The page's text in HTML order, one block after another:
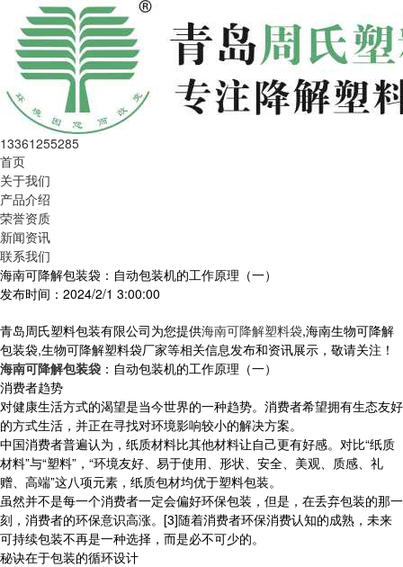
13361255285
首页
关于我们
产品介绍
荣誉资质
新闻资讯
联系我们
海南可降解包装袋：自动包装机的工作原理（一）
发布时间：2024/2/1 3:00:00
青岛周氏塑料包装有限公司为您提供海南可降解塑料袋,海南生物可降解
包装袋,生物可降解塑料袋厂家等相关信息发布和资讯展示，敬请关注！
海南可降解包装袋 ：自动包装机的工作原理（一）
消费者趋势
对健康生活方式的渴望是当今世界的一种趋势。消费者希望拥有生态友好
的方式生活，并正在寻找对环境影响较小的解决方案。
中国消费者普遍认为，纸质材料比其他材料让自己更有好感。对比“纸质
材料”与“塑料”，“环境友好、易于使用、形状、安全、美观、质感、礼
赠、高端”这八项元素，纸质包材均优于塑料包装。
虽然并不是每一个消费者一定会偏好环保包装，但是，在丢弃包装的那一
刻，消费者的环保意识高涨。[3]随着消费者环保消费认知的成熟，未来
可持续包装不再是一种选择，而是必不可少的。
秘诀在于包装的循环设计